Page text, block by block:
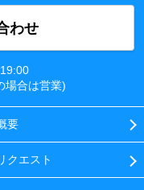
わせ
場合は営業)
要
クエスト